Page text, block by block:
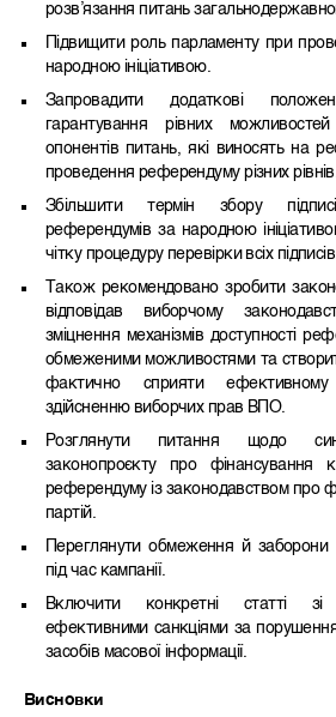
розв’язання питань
Підвищити роль парламенту при
народною ініціативою.
Запровадити додаткові
гарантування рівних
опонентів питань, які виносять на
проведення референдуму різних
Збільшити термін збору
референдумів за народною
чітку процедуру перевірки всіх
Також рекомендовано зробити
відповідав виборчому
зміцнення механізмів доступності
обмеженими можливостями та
фактично сприяти
здійсненню виборчих прав ВПО.
Розглянути питання щодо
законопроєкту про фінансування
референдуму із законодавством про
партій.
Переглянути обмеження й заборони
під час кампанії.
Включити конкретні статті
ефективними санкціями за порушення,
засобів масової інформації.
Висновки